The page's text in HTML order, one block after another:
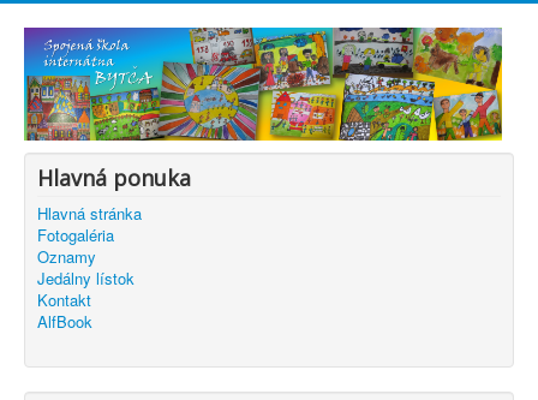
Hlavná ponuka
Hlavná stránka
Fotogaléria
Oznamy
Jedálny lístok
Kontakt
AlfBook